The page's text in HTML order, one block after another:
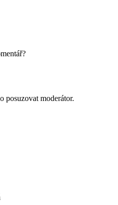
posuzovat moderátor.